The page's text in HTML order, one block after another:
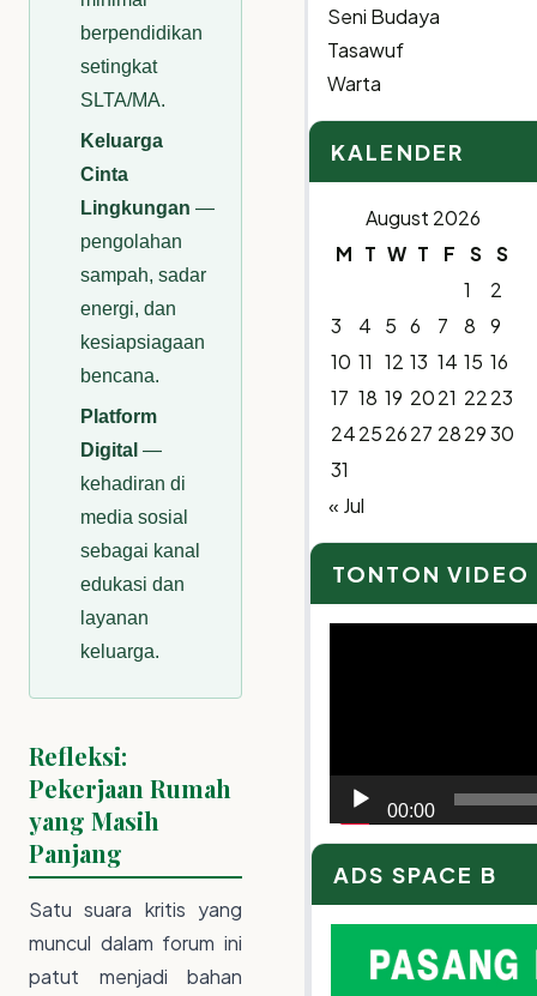
berpendidikan
setingkat
SLTA/MA.
Keluarga
Cinta
Lingkungan —
pengolahan
sampah, sadar
energi, dan
kesiapsiagaan
bencana.
Platform
Digital —
kehadiran di
media sosial
sebagai kanal
edukasi dan
layanan
keluarga.
Refleksi:
Pekerjaan Rumah
yang Masih
Panjang
Satu suara kritis yang
muncul dalam forum ini
patut menjadi bahan
Seni Budaya
Tasawuf
Warta
KALENDER
August 2026
M T W T F S S
1
2
3
4 5 6 7 8
9
10 11 12 13 14 15 16
17 18 19 2021 2223
24252627 282930
31
« Jul
TONTON VIDEO
00:00
ADS SPACE B